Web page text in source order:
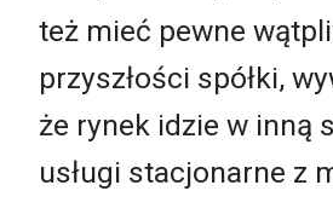
też mieć pewne
przyszłości spółki,
że rynek idzie w inną
usługi stacjonarne z